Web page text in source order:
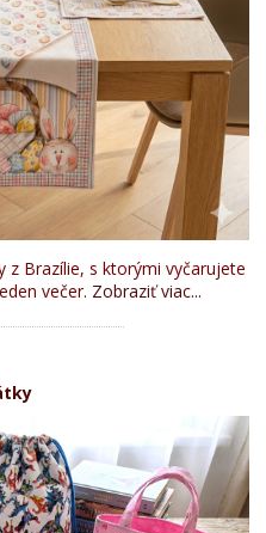
z Brazílie, s ktorými vyčarujete
večer. Zobraziť viac...